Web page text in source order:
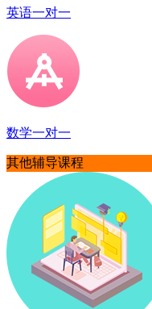
英语一对一
数学一对一
其他辅导课程